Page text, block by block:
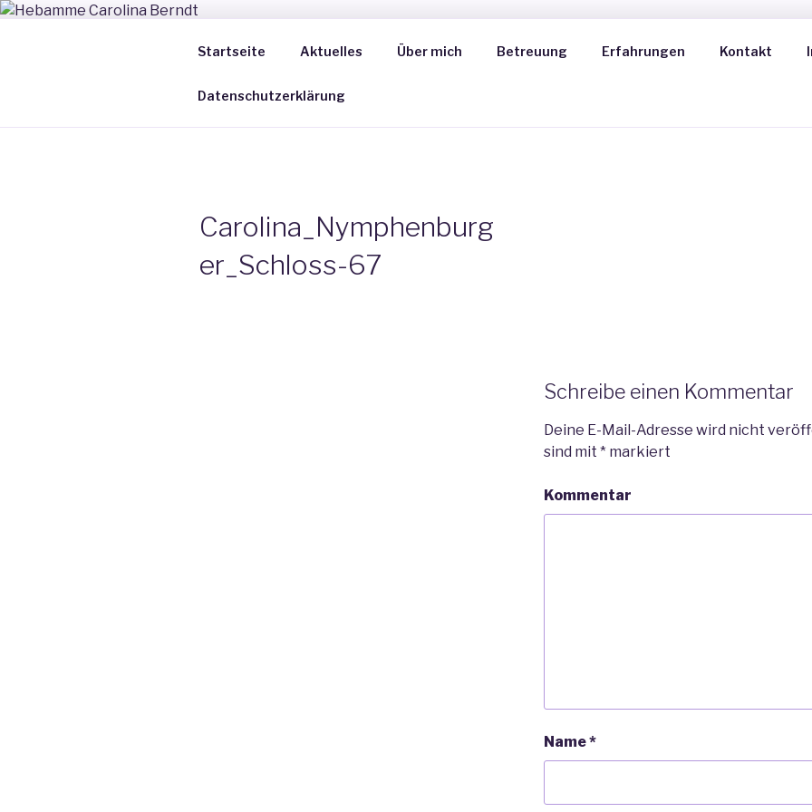
Zum
HEBAMME CAROLINA BERNDT
Startseite Aktuelles Über mich Betreuung Erfahrungen Kontakt
Datenschutzerklärung
Carolina_Nymphenburg
er_Schloss-67
Schreibe einen Kommentar
Deine E-Mail-Adresse wird nicht
sind mit * markiert
Kommentar
Name*